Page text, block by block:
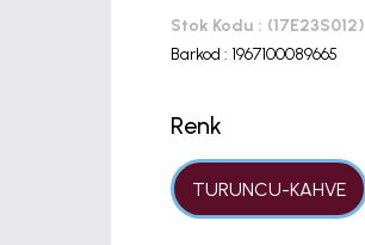
Stok Kodu
(17E23S012)
Barkod : 1967100089665
Renk
TURUNCU-KAHVE